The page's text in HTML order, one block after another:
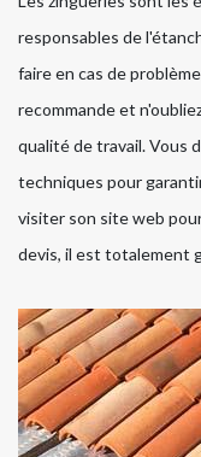
responsables de
faire en cas de
recommande et
qualité de travail. Vous
techniques pour
visiter son site web
devis, il est totalement